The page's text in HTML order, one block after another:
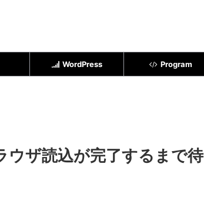
WordPress Program
ウザ読込が完了するまで待